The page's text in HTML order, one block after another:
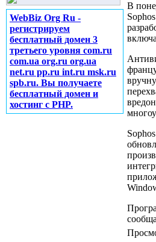
WebBiz Org Ru -
регистрируем
бесплатный домен 3
третьего уровня com.ru
com.ua org.ru org.ua
net.ru pp.ru int.ru msk.ru
spb.ru. Вы получаете
бесплатный домен и
хостинг с PHP.
В